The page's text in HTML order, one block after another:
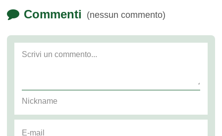
Commenti (nessun commento)